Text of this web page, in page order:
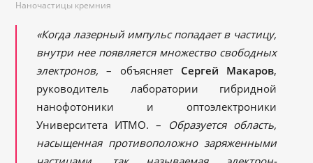
Наночастицы кремния
«Когда лазерный импульс попадает в частицу,
внутри нее появляется множество свободных
электронов, – объясняет Сергей Макаров,
руководитель лаборатории гибридной
нанофотоники и оптоэлектроники
Университета ИТМО. –
Образуется область,
насыщенная противоположно заряженными